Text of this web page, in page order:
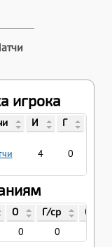
игрока
И Г
4 0
О Г/ср О/ср
0 0